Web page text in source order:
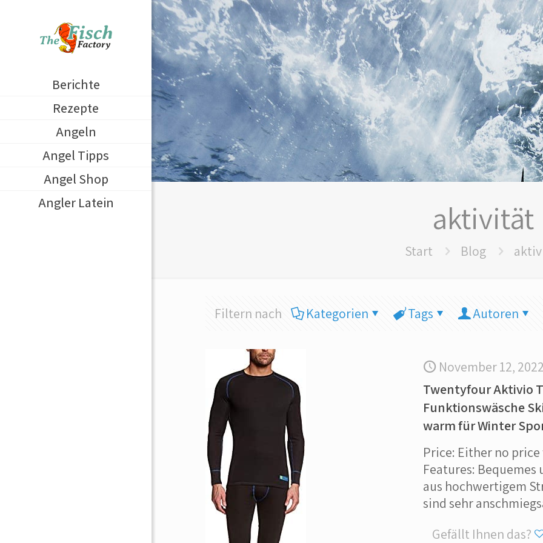
Berichte
Rezepte
Angeln
Angel Tipps
Angel Shop
Angler Latein
aktivität
Start Blog
Filtern nach Kategorien Tags Autoren
November 12,
Twentyfour Aktivio
Funktionswäsche
warm für Winter
Price: Either no
Features:
aus hochwertigem
sind sehr
Gefällt Ihnen das?